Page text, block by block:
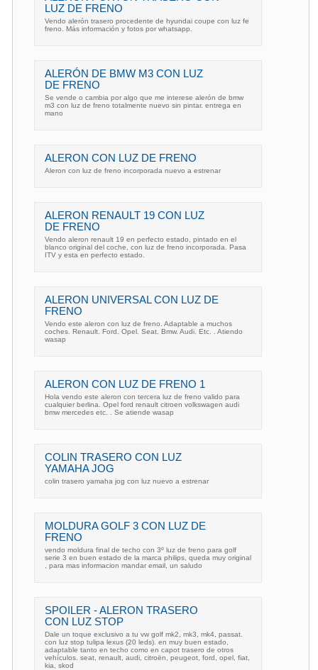
LUZ DE FRENO
Vendo alerón trasero procedente de hyundai coupe con luz fe
freno. Más información y fotos por whatsapp.
ALERÓN DE BMW M3 CON LUZ
DE FRENO
Se vende o cambia por algo que me interese alerón de bmw
m3 con luz de freno totalmente nuevo sin pintar. entrega en
mano
ALERON CON LUZ DE FRENO
Aleron con luz de freno incorporada nuevo a estrenar
ALERON RENAULT 19 CON LUZ
DE FRENO
Vendo aleron renault 19 en perfecto estado, pintado en el
blanco original del coche, con luz de freno incorporada. Pasa
ITV y esta en perfecto estado.
ALERON UNIVERSAL CON LUZ DE
FRENO
Vendo este aleron con luz de freno. Adaptable a muchos
coches. Renault. Ford. Opel. Seat. Bmw. Audi. Etc. . Atiendo
wasap
ALERON CON LUZ DE FRENO 1
Hola vendo este aleron con tercera luz de freno valido para
cualquier berlina. Opel ford renault citroen volkswagen audi
bmw mercedes etc. . Se atiende wasap
COLIN TRASERO CON LUZ
YAMAHA JOG
colin trasero yamaha jog con luz nuevo a estrenar
MOLDURA GOLF 3 CON LUZ DE
FRENO
vendo moldura final de techo con 3º luz de freno para golf
serie 3 en buen estado de la marca philips, queda muy original
, para mas informacion mandar email, un saludo
SPOILER - ALERON TRASERO
CON LUZ STOP
Dale un toque exclusivo a tu vw golf mk2, mk3, mk4, passat.
con luz stop tulipa lexus (20 leds). en muy buen estado,
adaptable tanto en techo como en capot trasero de otros
vehículos. seat, renault, audi, citroën, peugeot, ford, opel, fiat,
kia, skod